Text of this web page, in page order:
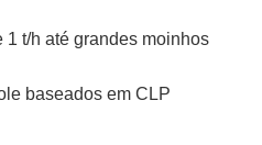
t/h até grandes moinhos
baseados em CLP